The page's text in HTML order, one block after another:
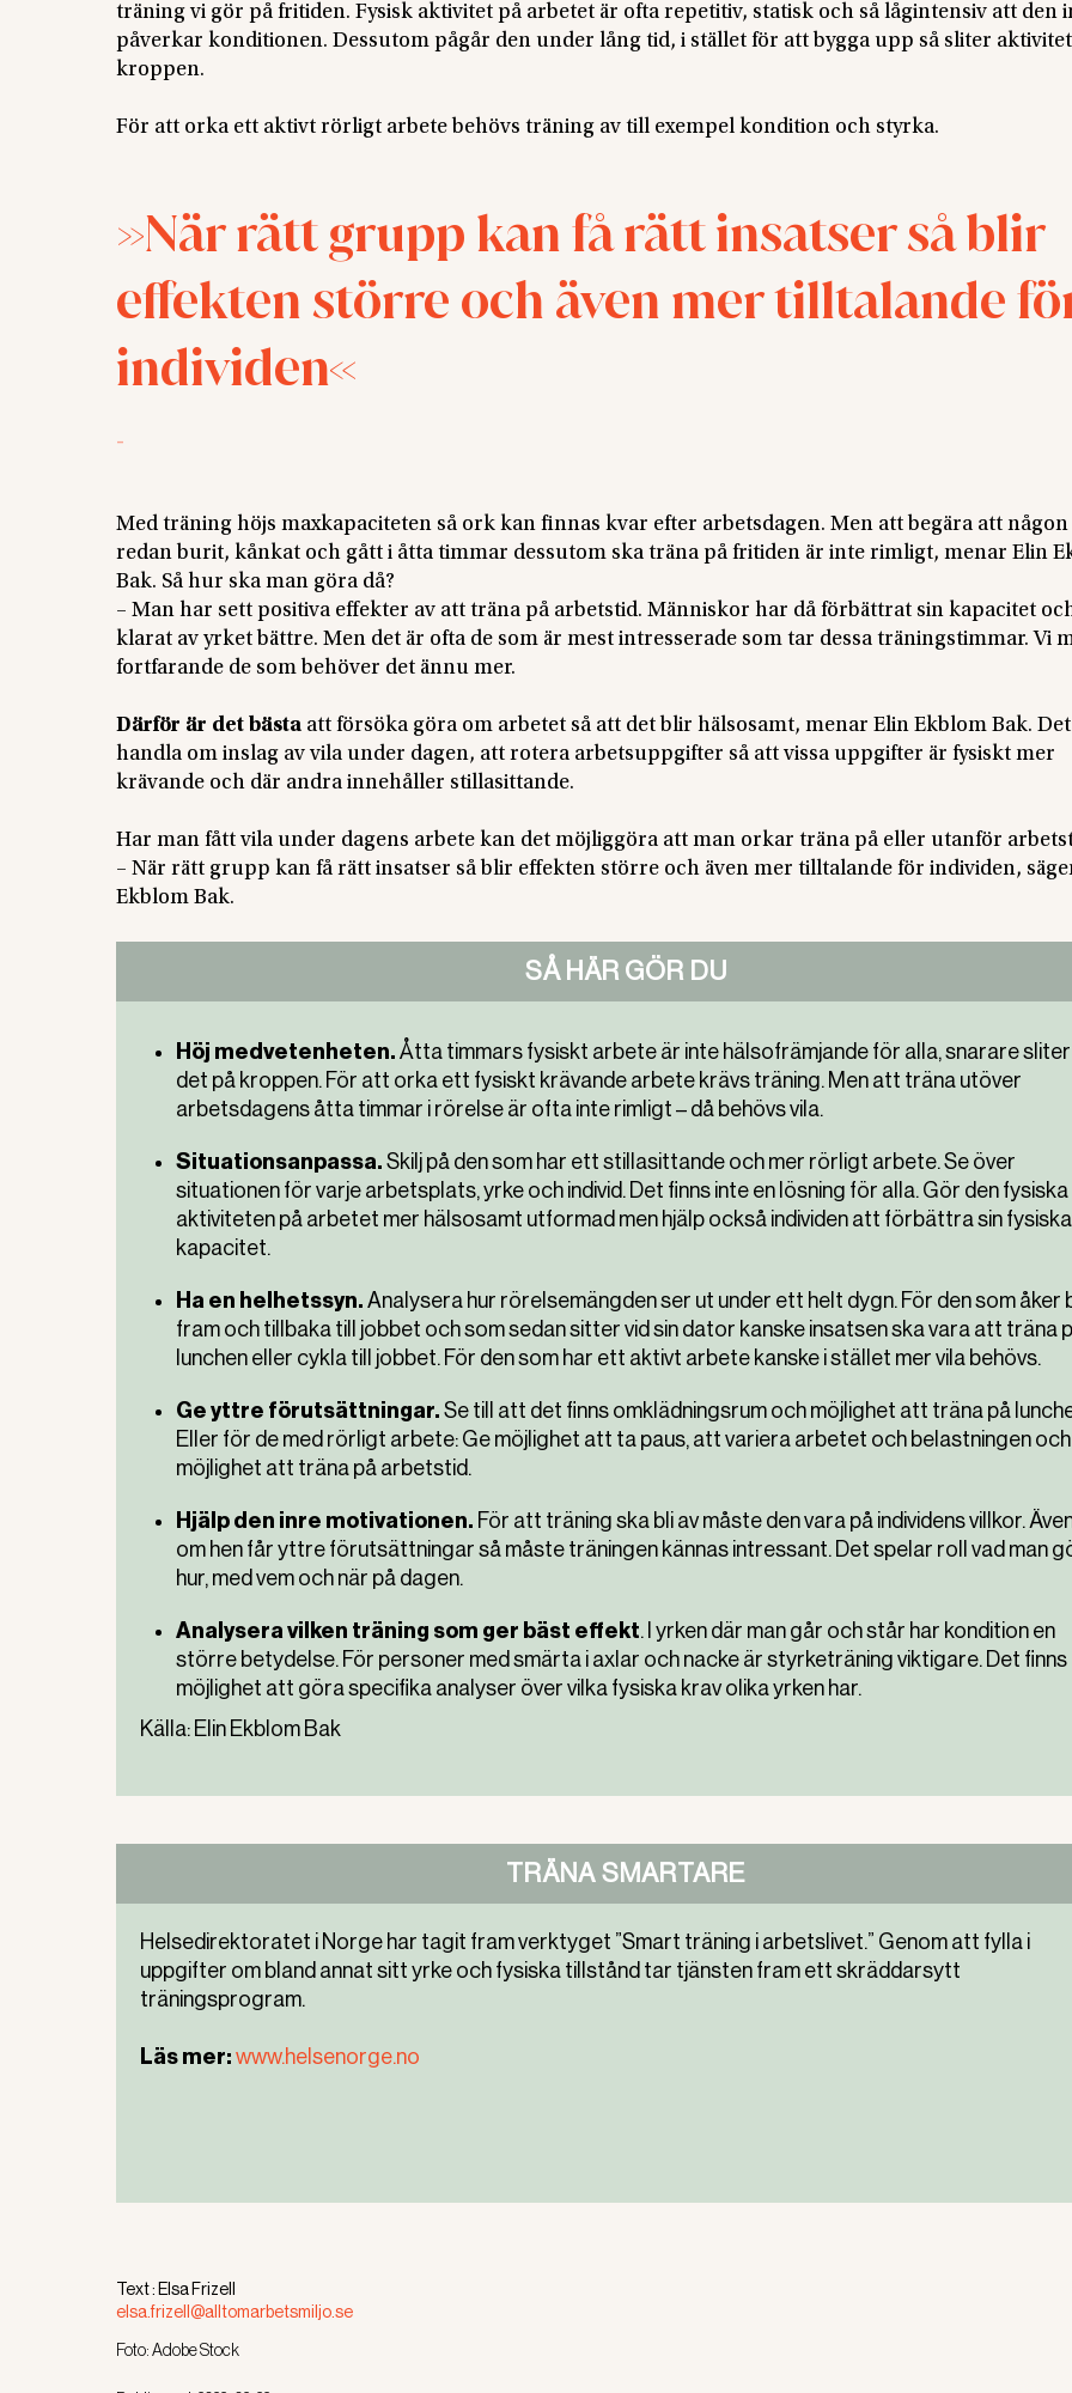
träning vi gör på fritiden. Fysisk aktivitet på arbetet är ofta repetitiv, statisk och så lågintensiv att den
påverkar konditionen. Dessutom pågår den under lång tid, i stället för att bygga upp så sliter
kroppen.
För att orka ett aktivt rörligt arbete behövs träning av till exempel kondition och styrka.
När rätt grupp kan få rätt insatser så blir
effekten större och även mer tilltalande
individen
-
Med träning höjs maxkapaciteten så ork kan finnas kvar efter arbetsdagen. Men att begära att någon
redan burit, kånkat och gått i åtta timmar dessutom ska träna på fritiden är inte rimligt, menar Elin
Bak. Så hur ska man göra då?
– Man har sett positiva effekter av att träna på arbetstid. Människor har då förbättrat sin kapacitet
klarat av yrket bättre. Men det är ofta de som är mest intresserade som tar dessa träningstimmar. Vi
fortfarande de som behöver det ännu mer.
Därför är det bästa att försöka göra om arbetet så att det blir hälsosamt, menar Elin Ekblom Bak.
handla om inslag av vila under dagen, att rotera arbetsuppgifter så att vissa uppgifter är fysiskt mer
krävande och där andra innehåller stillasittande.
Har man fått vila under dagens arbete kan det möjliggöra att man orkar träna på eller utanför
– När rätt grupp kan få rätt insatser så blir effekten större och även mer tilltalande för individen,
Ekblom Bak.
SÅ HÄR GÖR DU
Höj medvetenheten. Åtta timmars fysiskt arbete är inte hälsofrämjande för alla, snarare sliter
det på kroppen. För att orka ett fysiskt krävande arbete krävs träning. Men att träna utöver
arbetsdagens åtta timmar i rörelse är ofta inte rimligt – då behövs vila.
Situationsanpassa. Skilj på den som har ett stillasittande och mer rörligt arbete. Se över
situationen för varje arbetsplats, yrke och individ. Det finns inte en lösning för alla. Gör den fysiska
aktiviteten på arbetet mer hälsosamt utformad men hjälp också individen att förbättra sin fysiska
kapacitet.
Ha en helhetssyn. Analysera hur rörelsemängden ser ut under ett helt dygn. För den som åker
fram och tillbaka till jobbet och som sedan sitter vid sin dator kanske insatsen ska vara att träna
lunchen eller cykla till jobbet. För den som har ett aktivt arbete kanske i stället mer vila behövs.
Ge yttre förutsättningar. Se till att det finns omklädningsrum och möjlighet att träna på
Eller för de med rörligt arbete: Ge möjlighet att ta paus, att variera arbetet och belastningen och
möjlighet att träna på arbetstid.
Hjälp den inre motivationen. För att träning ska bli av måste den vara på individens villkor.
om hen får yttre förutsättningar så måste träningen kännas intressant. Det spelar roll vad man
hur, med vem och när på dagen.
Analysera vilken träning som ger bäst effekt. I yrken där man går och står har kondition en
större betydelse. För personer med smärta i axlar och nacke är styrketräning viktigare. Det finns
möjlighet att göra specifika analyser över vilka fysiska krav olika yrken har.
Källa: Elin Ekblom Bak
TRÄNA SMARTARE
Helsedirektoratet i Norge har tagit fram verktyget ”Smart träning i arbetslivet.” Genom att fylla i
uppgifter om bland annat sitt yrke och fysiska tillstånd tar tjänsten fram ett skräddarsytt
träningsprogram.
Läs mer: www.helsenorge.no
Text :Elsa Frizell
elsa.frizell@alltomarbetsmiljo.se
Foto:Adobe Stock